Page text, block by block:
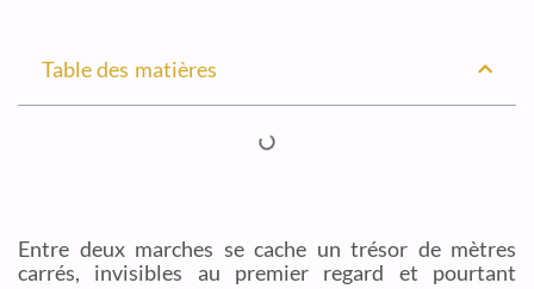
Table des matières
Entre deux marches se cache un trésor de mètres
carrés, invisibles au premier regard et pourtant